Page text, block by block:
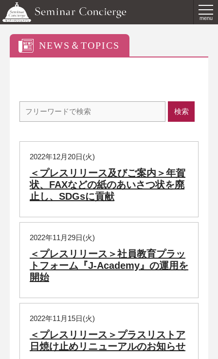
menu
NEWS＆TOPICS
2022年12月20日(火)
＜プレスリリース及びご案内＞年賀
状、FAXなどの紙のあいさつ状を廃
止し、SDGsに貢献
2022年11月29日(火)
＜プレスリリース＞社員教育プラッ
トフォーム『J-Academy』の運用を
開始
2022年11月15日(火)
＜プレスリリース＞プラスリストア
日焼け止めリニューアルのお知らせ